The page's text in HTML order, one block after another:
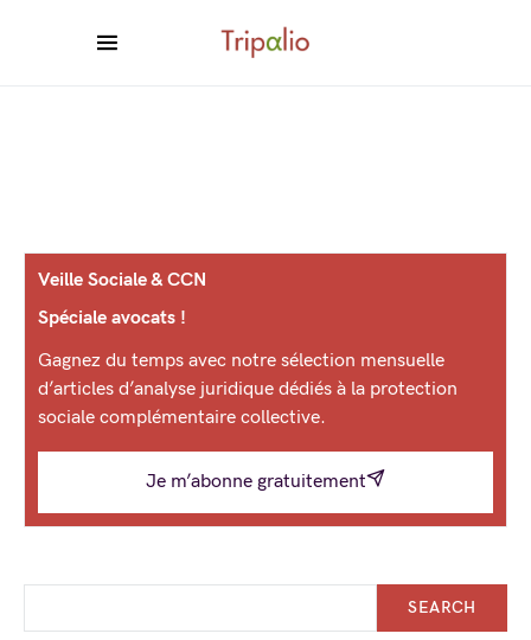
Veille Sociale & CCN
Spéciale avocats !
Gagnez du temps avec notre sélection mensuelle
d’articles d’analyse juridique dédiés à la protection
sociale complémentaire collective.
Je m’abonne gratuitement
SEARCH